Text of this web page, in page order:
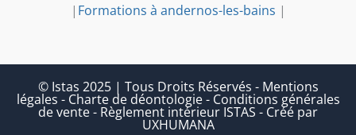
| Formations à andernos-les-bains |
© Istas 2025 | Tous Droits Réservés - Mentions
légales - Charte de déontologie- Conditions générales
de vente- Règlement intérieur ISTAS - Créé par
UXHUMANA